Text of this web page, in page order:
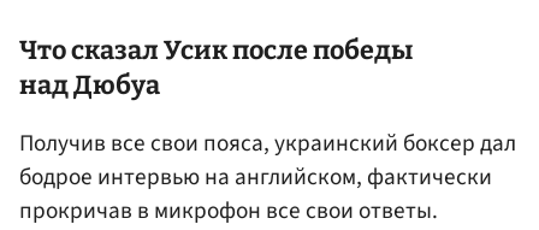
Что сказал Усик после победы
над Дюбуа
Получив все свои пояса, украинский боксер дал
бодрое интервью на английском, фактически
прокричав в микрофон все свои ответы.